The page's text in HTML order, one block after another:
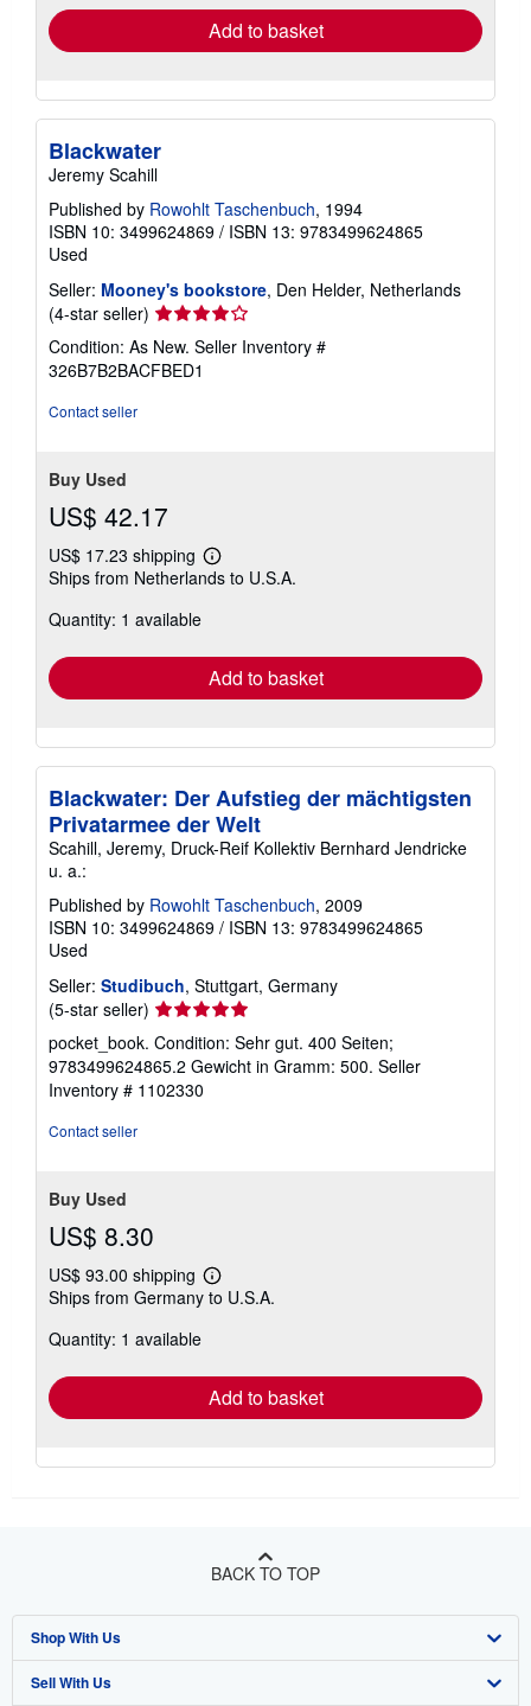
Add to basket
Blackwater
Jeremy Scahill
Published by Rowohlt Taschenbuch, 1994
ISBN 10: 3499624869 / ISBN 13: 9783499624865
Used
Seller: Mooney's bookstore, Den Helder, Netherlands
(4-star seller) Seller
rating
4
out
Condition: As New. Seller Inventory #
326B7B2BACFBED1
Contact seller
Buy Used
US$ 42.17
US$ 17.23 shipping
Learn
more
Ships from Netherlands to U.S.A.
Quantity: 1 available
Add to basket
Blackwater: Der Aufstieg der mächtigsten
Privatarmee der Welt
Scahill, Jeremy, Druck-Reif Kollektiv Bernhard Jendricke
u. a.:
Published by Rowohlt Taschenbuch, 2009
ISBN 10: 3499624869 / ISBN 13: 9783499624865
Used
Seller: Studibuch, Stuttgart, Germany
(5-star seller) Seller
rating
5
out
of
pocket_book. Condition: Sehr gut. 400 Seiten;
9783499624865.2 Gewicht in Gramm: 500. Seller
Inventory # 1102330
Contact seller
Buy Used
US$ 8.30
US$ 93.00 shipping
Learn
more
Ships from Germany to U.S.A.
Quantity: 1 available
Add to basket
BACK TO TOP
Shop With Us
Advanced Search
Sell With Us